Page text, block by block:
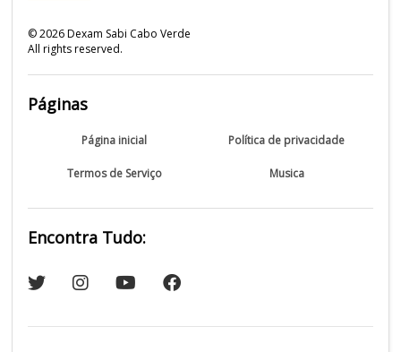
©2026Dexam Sabi Cabo Verde
All rights reserved.
Páginas
Página inicial Política de privacidade
Termos de Serviço Musica
Encontra Tudo: